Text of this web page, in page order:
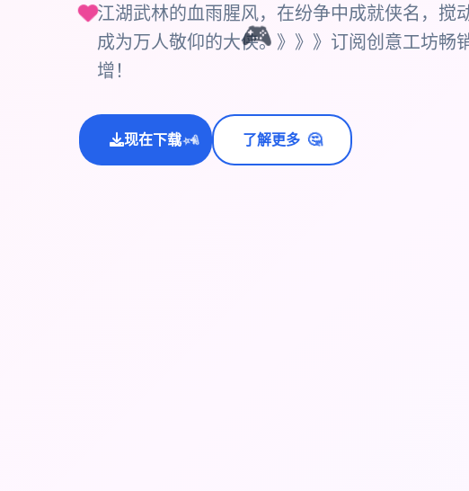
🎮
江湖武林的血雨腥风，在纷争中成就侠名，搅
成为万人敬仰的大侠。》》》订阅创意工坊畅
增！
现在下载
✨⭐💫 了解更多 🤔